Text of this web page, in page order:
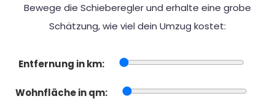
Bewege die Schieberegler und erhalte eine grobe
Schätzung, wie viel dein Umzug kostet:
Entfernung in km:
Wohnfläche in qm: